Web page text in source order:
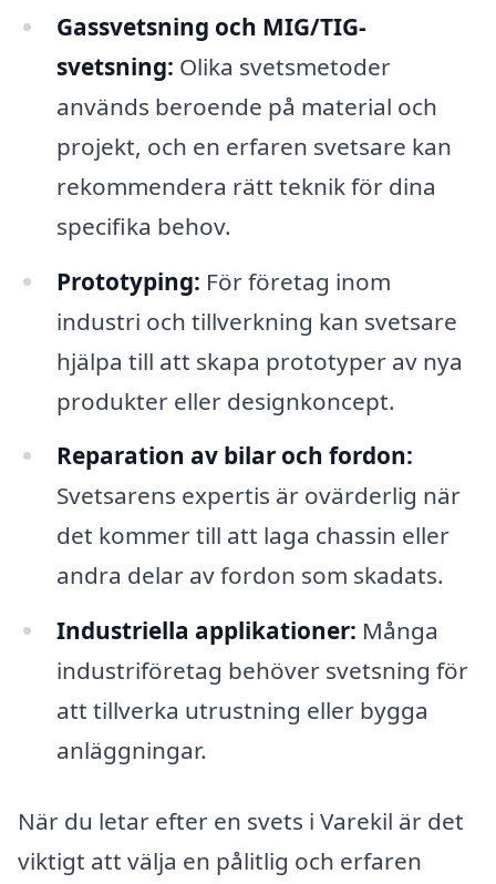
Gassvetsning och MIG/TIG-
svetsning: Olika svetsmetoder
används beroende på material och
projekt, och en erfaren svetsare kan
rekommendera rätt teknik för dina
specifika behov.
Prototyping: För företag inom
industri och tillverkning kan svetsare
hjälpa till att skapa prototyper av nya
produkter eller designkoncept.
Reparation av bilar och fordon:
Svetsarens expertis är ovärderlig när
det kommer till att laga chassin eller
andra delar av fordon som skadats.
Industriella applikationer: Många
industriföretag behöver svetsning för
att tillverka utrustning eller bygga
anläggningar.
När du letar efter en svets i Varekil är det
viktigt att välja en pålitlig och erfaren